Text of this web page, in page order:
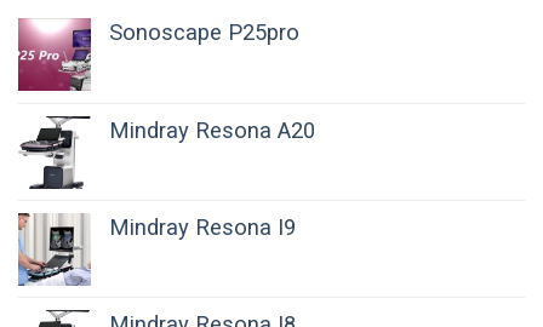
Sonoscape P25pro
Mindray Resona A20
Mindray Resona I9